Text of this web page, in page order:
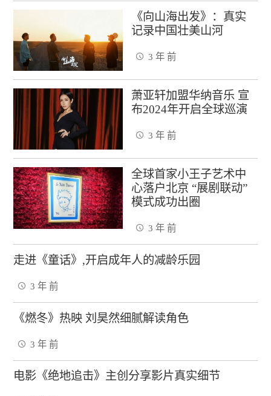
《向山海出发》：真实
记录中国壮美山河
3 年 前
萧亚轩加盟华纳音乐 宣
布2024年开启全球巡演
3 年 前
全球首家小王子艺术中
心落户北京 “展剧联动”
模式成功出圈
3 年 前
走进《童话》,开启成年人的减龄乐园
3 年 前
《燃冬》热映 刘昊然细腻解读角色
3 年 前
电影《绝地追击》主创分享影片真实细节